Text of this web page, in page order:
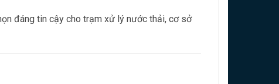
đáng tin cậy cho trạm xử lý nước thải, cơ sở